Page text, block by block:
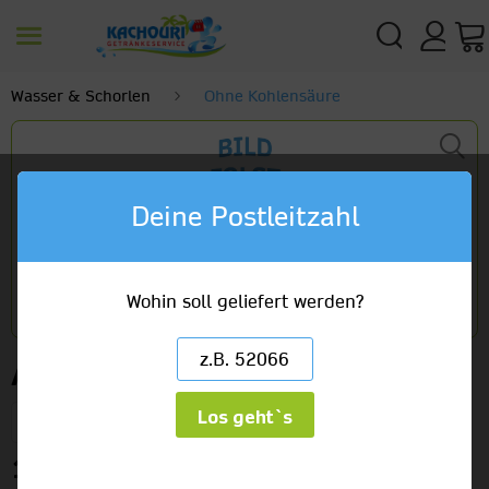
Wasser & Schorlen Ohne Kohlensäure
Apollinaris VIO Still
18 x 0,5 Petcycle Tray
15,49 €
Deine Postleitzahl
Wohin soll geliefert werden?
Los geht`s